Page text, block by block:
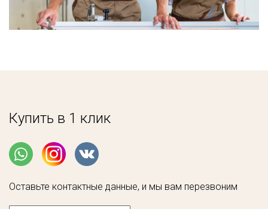
Купить в 1 клик
Оставьте контактные данные, и мы вам перезвоним